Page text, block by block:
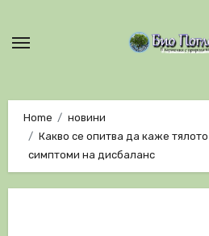
Home
новини
Какво се опитва да каже
симптоми на дисбаланс